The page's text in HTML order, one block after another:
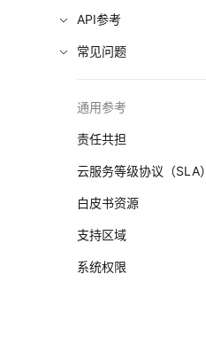
API参考
常见问题
通用参考
责任共担
云服务等级协议（SLA）
白皮书资源
支持区域
系统权限